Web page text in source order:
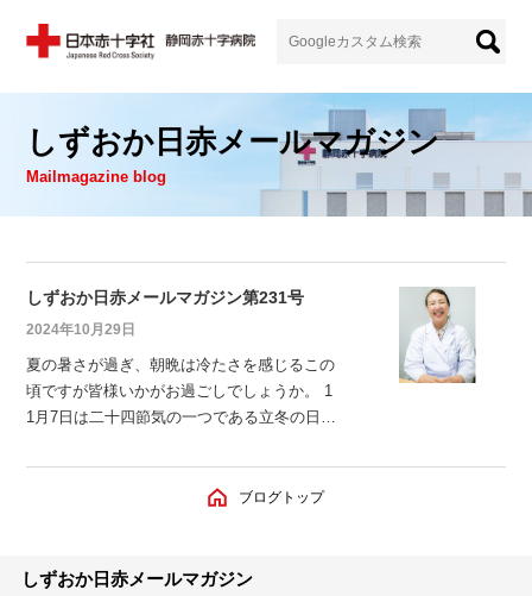
しずおか日赤メールマガジン
Mailmagazine blog
しずおか日赤メールマガジン第231号
2024年10月29日
夏の暑さが過ぎ、朝晩は冷たさを感じるこの
頃ですが皆様いかがお過ごしでしょうか。 1
1月7日は二十四節気の一つである立冬の日で
ちが決まるため大体11月7日頃になるようで
す。 立冬は季節の変わり目で昼夜の寒暖差
タミンCが豊富な冬瓜、体を温める生姜等を
ブログトップ
しずおか日赤メールマガジン